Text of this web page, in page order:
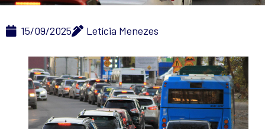
15/09/2025 Letícia Menezes